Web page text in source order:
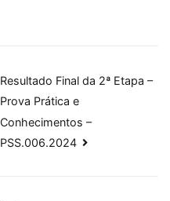
Resultado Final da 2ª Etapa –
Prova Prática e
Conhecimentos –
PSS.006.2024